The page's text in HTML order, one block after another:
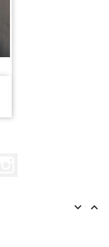
 